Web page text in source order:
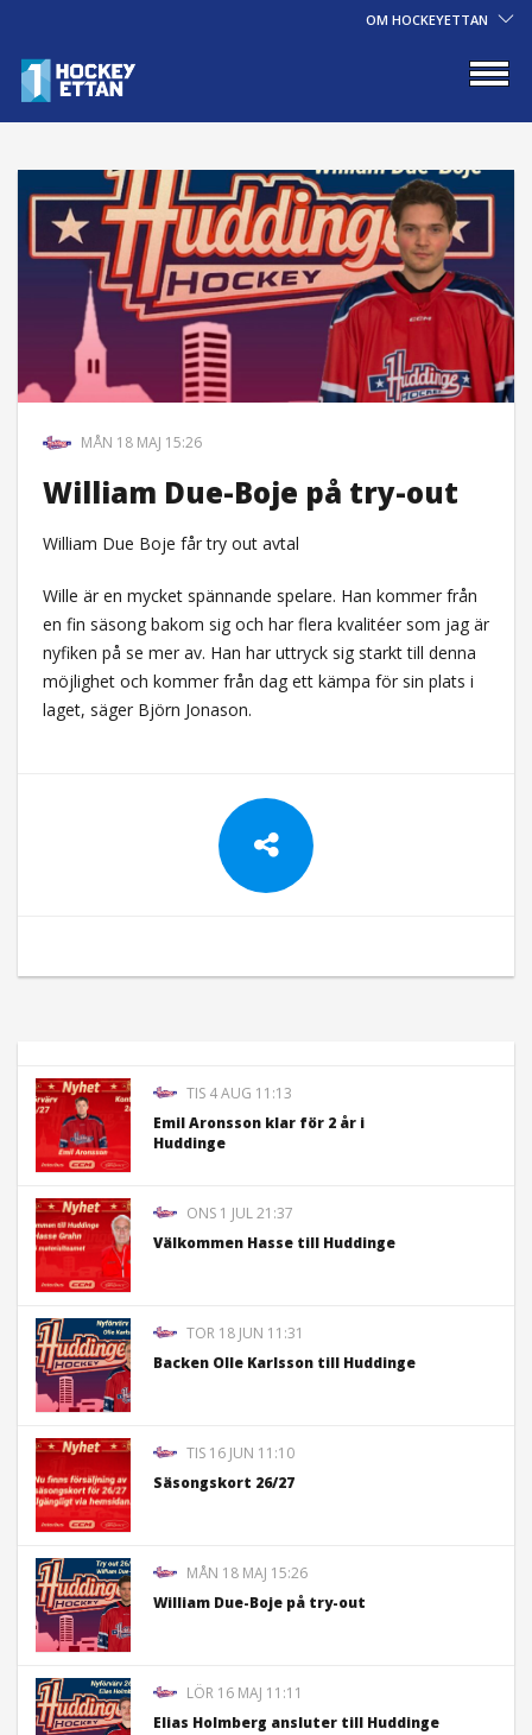
OM HOCKEYETTAN
MÅN 18 MAJ 15:26
William Due-Boje på try-out
William Due Boje får try out avtal
Wille är en mycket spännande spelare. Han kommer från
en fin säsong bakom sig och har flera kvalitéer som jag är
nyfiken på se mer av. Han har uttryck sig starkt till denna
möjlighet och kommer från dag ett kämpa för sin plats i
laget, säger Björn Jonason.
TIS 4 AUG 11:13
Emil Aronsson klar för 2 år i
Huddinge
ONS 1 JUL 21:37
Välkommen Hasse till Huddinge
TOR 18 JUN 11:31
Backen Olle Karlsson till Huddinge
TIS 16 JUN 11:10
Säsongskort 26/27
MÅN 18 MAJ 15:26
William Due-Boje på try-out
LÖR 16 MAJ 11:11
Elias Holmberg ansluter till Huddinge